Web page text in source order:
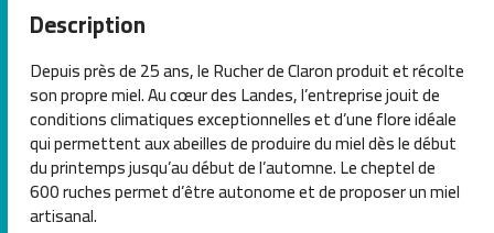
Description
Depuis près de 25 ans, le Rucher de Claron produit et récolte
son propre miel. Au cœur des Landes, l’entreprise jouit de
conditions climatiques exceptionnelles et d’une flore idéale
qui permettent aux abeilles de produire du miel dès le début
du printemps jusqu’au début de l’automne. Le cheptel de
600 ruches permet d’être autonome et de proposer un miel
artisanal.